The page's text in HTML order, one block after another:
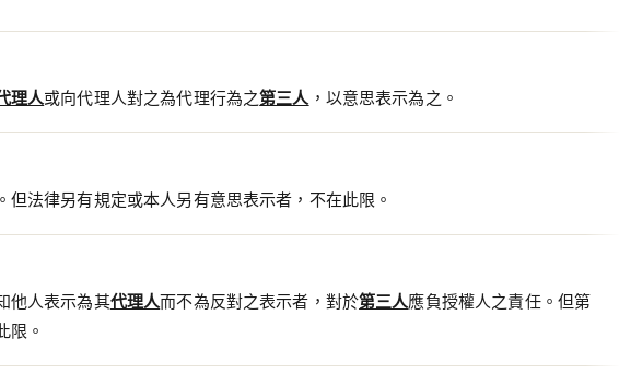
理人或向代理人對之為代理行為之第三人，以意思表示為之。
法律另有規定或本人另有意思表示者，不在此限。
他人表示為其代理人而不為反對之表示者，對於第三人應負授權人之責任。但第
限。